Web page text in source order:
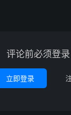
评论前必须登录
立即登录